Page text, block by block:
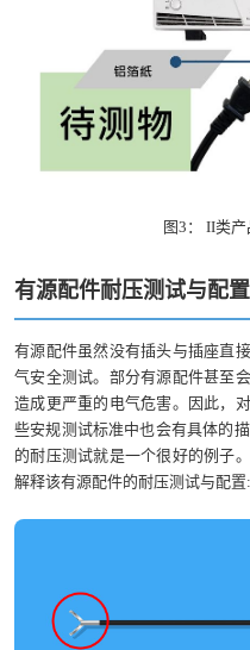
图3： II类
有源配件耐压测试与配置
有源配件虽然没有插头与插座直
气安全测试。部分有源配件甚至
造成更严重的电气危害。因此，
些安规测试标准中也会有具体的
的耐压测试就是一个很好的例子
解释该有源配件的耐压测试与配置: